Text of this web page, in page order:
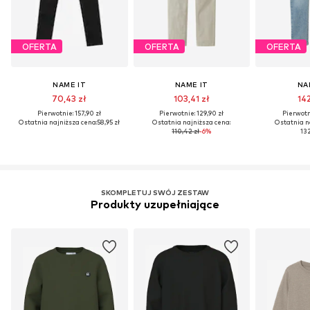
OFERTA
NAME IT
70,43 zł
Pierwotnie: 157,90 zł
Ostatnia najniższa cena:58,95 zł
OFERTA
NAME IT
103,41 zł
Pierwotnie: 129,90 zł
Ostatnia najniższa cena:
110,42 zł-6%
OFERTA
Ostatnia
SKOMPLETUJ SWÓJ ZESTAW
Produkty uzupełniające